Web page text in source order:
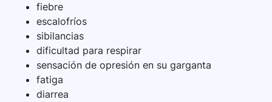
fiebre
escalofríos
sibilancias
dificultad para respirar
sensación de opresión en su garganta
fatiga
diarrea